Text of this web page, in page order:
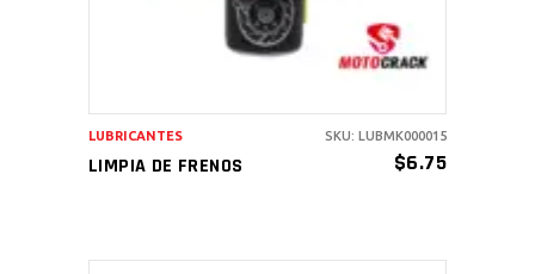
LIMPIA DE FRENOS $6.75
LUBRICANTES SKU: LUBMK000015